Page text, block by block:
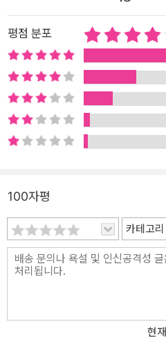
평점 분포
100자평
카테고리
현재